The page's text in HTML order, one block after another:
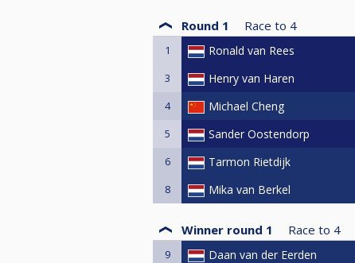
- Iedere wedstrijd bestaat uit
to 3). Bij een 2-2 stand in de
- De shootout is hetzelfde
Round 1 Race to 4
1 Ronald van Rees
3 Henry van Haren
4 Michael Cheng
5 Sander Oostendorp
6 Tarmon Rietdijk
8 Mika van Berkel
Winner round 1 Race to 4
9 Daan van der Eerden